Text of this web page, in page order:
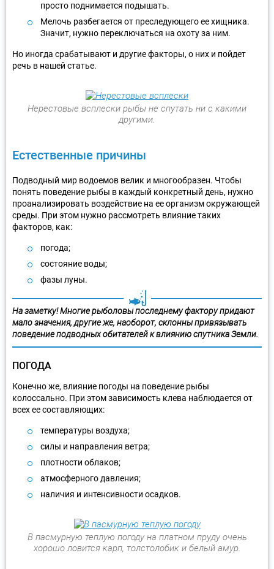
просто поднимается подышать.
Мелочь разбегается от преследующего ее хищника.
Значит, нужно переключаться на охоту за ним.
Но иногда срабатывают и другие факторы, о них и пойдет
речь в нашей статье.
Нерестовые всплески рыбы не спутать ни с какими
другими.
Естественные причины
Подводный мир водоемов велик и многообразен. Чтобы
понять поведение рыбы в каждый конкретный день, нужно
проанализировать воздействие на ее организм окружающей
среды. При этом нужно рассмотреть влияние таких
факторов, как:
погода;
состояние воды;
фазы луны.
На заметку! Многие рыболовы последнему фактору придают
мало значения, другие же, наоборот, склонны привязывать
поведение подводных обитателей к влиянию спутника Земли.
ПОГОДА
Конечно же, влияние погоды на поведение рыбы
колоссально. При этом зависимость клева наблюдается от
всех ее составляющих:
температуры воздуха;
силы и направления ветра;
плотности облаков;
атмосферного давления;
наличия и интенсивности осадков.
В пасмурную теплую погоду на платном пруду очень
хорошо ловится карп, толстолобик и белый амур.